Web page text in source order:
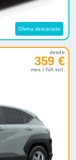
Oferta destacada
desde
359 €
mes / IVA incl.